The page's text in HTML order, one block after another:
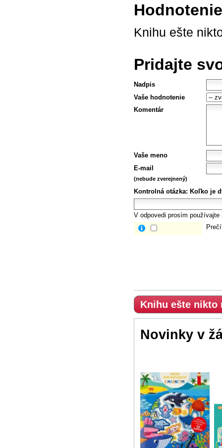
Knihu ešte
Pridajte
Nadpis
Vaše hodnotenie
Komentár
Vaše meno
E-mail
(nebude zverejnený)
Kontrolná otázka: Koľko je
V odpovedi prosím
Knihu ešte nikto
Novinky v